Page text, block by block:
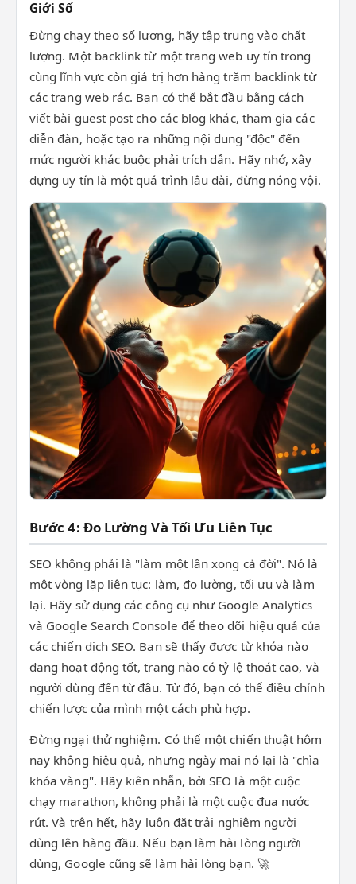
Giới Số
Đừng chạy theo số lượng, hãy tập trung vào chất
lượng. Một backlink từ một trang web uy tín trong
cùng lĩnh vực còn giá trị hơn hàng trăm backlink từ
các trang web rác. Bạn có thể bắt đầu bằng cách
viết bài guest post cho các blog khác, tham gia các
diễn đàn, hoặc tạo ra những nội dung "độc" đến
mức người khác buộc phải trích dẫn. Hãy nhớ, xây
dựng uy tín là một quá trình lâu dài, đừng nóng vội.
Bước 4: Đo Lường Và Tối Ưu Liên Tục
SEO không phải là "làm một lần xong cả đời". Nó là
một vòng lặp liên tục: làm, đo lường, tối ưu và làm
lại. Hãy sử dụng các công cụ như Google Analytics
và Google Search Console để theo dõi hiệu quả của
các chiến dịch SEO. Bạn sẽ thấy được từ khóa nào
đang hoạt động tốt, trang nào có tỷ lệ thoát cao, và
người dùng đến từ đâu. Từ đó, bạn có thể điều chỉnh
chiến lược của mình một cách phù hợp.
Đừng ngại thử nghiệm. Có thể một chiến thuật hôm
nay không hiệu quả, nhưng ngày mai nó lại là "chìa
khóa vàng". Hãy kiên nhẫn, bởi SEO là một cuộc
chạy marathon, không phải là một cuộc đua nước
rút. Và trên hết, hãy luôn đặt trải nghiệm người
dùng lên hàng đầu. Nếu bạn làm hài lòng người
dùng, Google cũng sẽ làm hài lòng bạn. 🚀